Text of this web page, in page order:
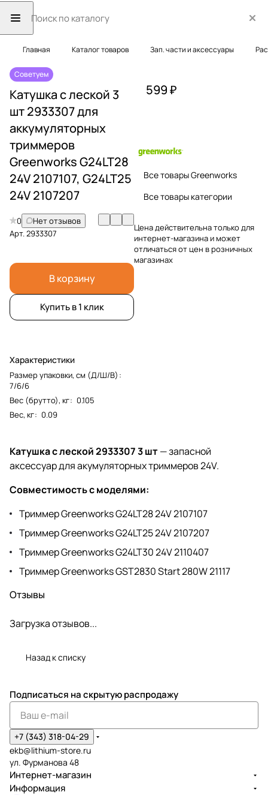
Главная Каталог товаров Зап. части и аксессуары
Советуем
Катушка с леской 3
шт 2933307 для
аккумуляторных
триммеров
Greenworks G24LT28
24V 2107107, G24LT25
24V 2107207
0
Нет отзывов
Арт.2933307
В корзину
Купить в 1 клик
Характеристики
Размер упаковки, см (Д/Ш/В) :
7/6/6
Вес (брутто), кг: 0.105
Вес, кг: 0.09
599 ₽
Все товары Greenworks
Все товары категории
Цена действительна только для
интернет-магазина и может
отличаться от цен в розничных
магазинах
Катушка с леской 2933307 3 шт— запасной
аксессуар для акумуляторных триммеров 24V.
Совместимость с моделями:
Триммер Greenworks G24LT28 24V 2107107
Триммер Greenworks G24LT25 24V 2107207
Триммер Greenworks G24LT30 24V 2110407
Триммер Greenworks GST2830 Start 280W 21117
Отзывы
Загрузка отзывов...
Назад к списку
Подписаться на скрытую распродажу
+7 (343) 318-04-29
ekb@lithium-store.ru
ул. Фурманова 48
Интернет-магазин
Информация